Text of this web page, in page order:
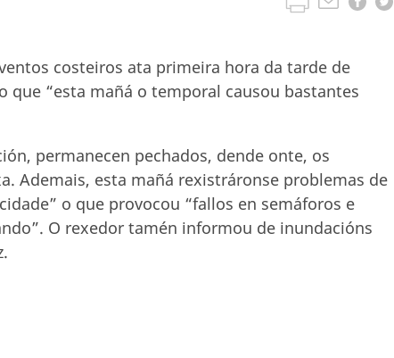
costeiros ata primeira hora da tarde de
que “esta mañá o temporal causou bastantes
permanecen pechados, dende onte, os
Ademais, esta mañá rexistráronse problemas de
o que provocou “fallos en semáforos e
O rexedor tamén informou de inundacións